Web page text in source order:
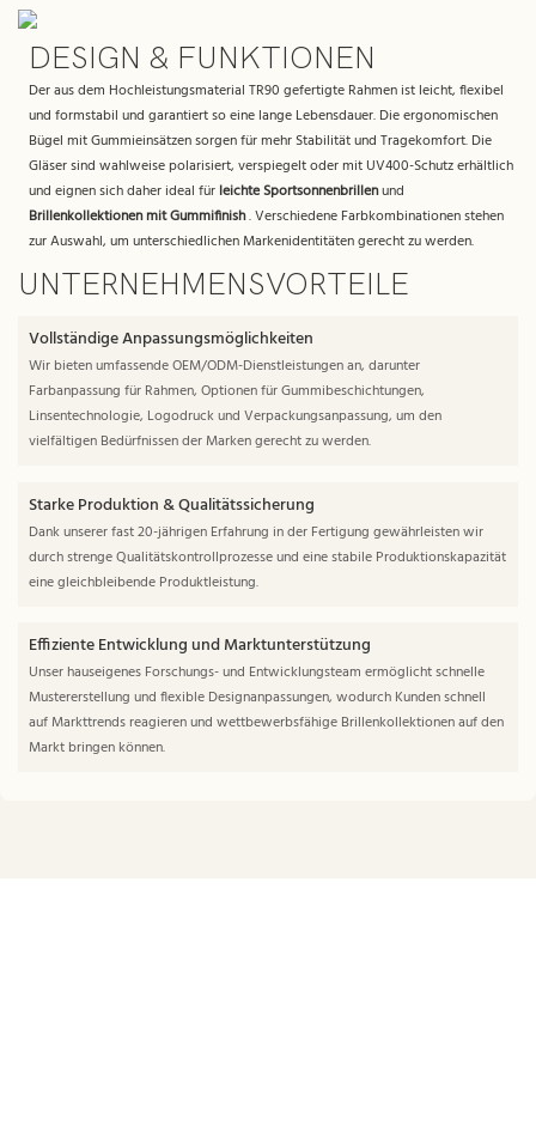
DESIGN & FUNKTIONEN
Der aus dem Hochleistungsmaterial TR90 gefertigte Rahmen ist leicht, flexibel
und formstabil und garantiert so eine lange Lebensdauer. Die ergonomischen
Bügel mit Gummieinsätzen sorgen für mehr Stabilität und Tragekomfort. Die
Gläser sind wahlweise polarisiert, verspiegelt oder mit UV400-Schutz erhältlich
und eignen sich daher ideal für leichte Sportsonnenbrillenund
Brillenkollektionen mit Gummifinish. Verschiedene Farbkombinationen stehen
zur Auswahl, um unterschiedlichen Markenidentitäten gerecht zu werden.
UNTERNEHMENSVORTEILE
Vollständige Anpassungsmöglichkeiten
Wir bieten umfassende OEM/ODM-Dienstleistungen an, darunter
Farbanpassung für Rahmen, Optionen für Gummibeschichtungen,
Linsentechnologie, Logodruck und Verpackungsanpassung, um den
vielfältigen Bedürfnissen der Marken gerecht zu werden.
Starke Produktion & Qualitätssicherung
Dank unserer fast 20-jährigen Erfahrung in der Fertigung gewährleisten wir
durch strenge Qualitätskontrollprozesse und eine stabile Produktionskapazität
eine gleichbleibende Produktleistung.
Effiziente Entwicklung und Marktunterstützung
Unser hauseigenes Forschungs- und Entwicklungsteam ermöglicht schnelle
Mustererstellung und flexible Designanpassungen, wodurch Kunden schnell
auf Markttrends reagieren und wettbewerbsfähige Brillenkollektionen auf den
Markt bringen können.